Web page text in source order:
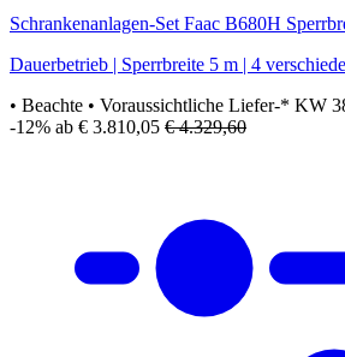
Schrankenanlagen-Set Faac B680H
Dauerbetrieb | Sperrbreite 5 m | 4
• Beachte • Voraussichtliche Liefer-* KW
-12% ab € 3.810,05 € 4.329,60